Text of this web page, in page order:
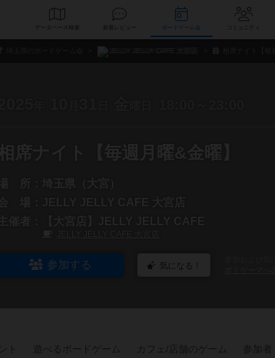
データベース 新着レビュー
相席ナイト【毎週月曜&金曜】
場 所：
埼玉県（大宮）
会 場：
JELLY JELLY CAFE 大宮店
主催者：
【大宮店】JELLY JELLY CAFE
参加する 気になる！